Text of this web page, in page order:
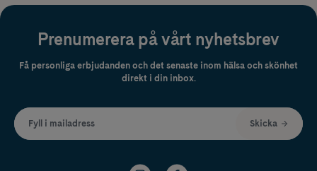
Prenumerera på vårt nyhetsbrev
Få personliga erbjudanden och det senaste inom hälsa och skönhet
direkt i din inbox.
Fyll i mailadress Skicka